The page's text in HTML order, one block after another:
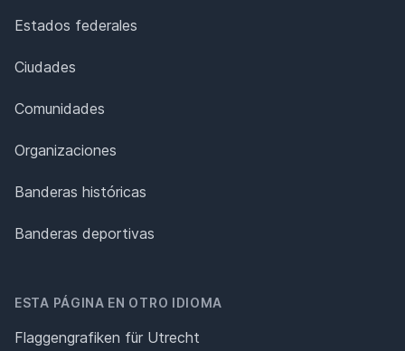
Estados federales
Ciudades
Comunidades
Organizaciones
Banderas históricas
Banderas deportivas
ESTA PÁGINA EN OTRO IDIOMA
Flaggengrafiken für Utrecht